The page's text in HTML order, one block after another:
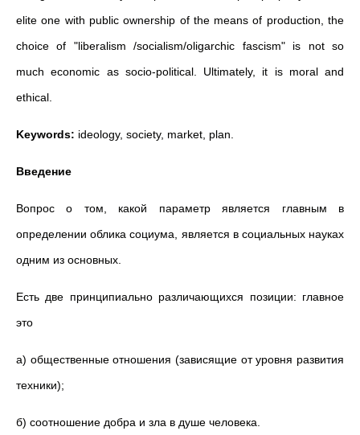
elite one with public ownership of the means of production, the
choice of "liberalism /socialism/oligarchic fascism" is not so
much economic as socio-political. Ultimately, it is moral and
ethical.
Keywords: ideology, society, market, plan.
Введение
Вопрос о том, какой параметр является главным в
определении облика социума, является в социальных науках
одним из основных.
Есть две принципиально различающихся позиции: главное
это
а) общественные отношения (зависящие от уровня развития
техники);
б) соотношение добра и зла в душе человека.